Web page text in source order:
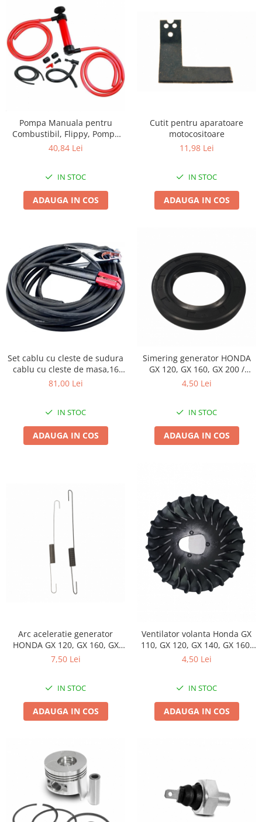
Broaste si clante
Accesorii litiere
Accesorii pentru animale
Aparate de Masaj
Articole si accesorii birou
Mobilier
Genți de voiaj & genți
Pompa Manuala pentru
Combustibil, Flippy, Pompa
pentru Lichide, din Plastic
40,84 Lei
IN STOC
ADAUGA IN COS
Cutit pentru aparatoare
motocositoare
11,98 Lei
IN STOC
ADAUGA IN COS
Set cablu cu cleste de sudura
cablu cu cleste de masa,16
mm2 , 300A
81,00 Lei
IN STOC
ADAUGA IN COS
Simering generator HONDA
GX 120, GX 160, GX 200 /
generatoare chinezesti /
4,50 Lei
IN STOC
ADAUGA IN COS
Arc aceleratie generator
HONDA GX 120, GX 160, GX
200 / generatoare chinezesti /
7,50 Lei
IN STOC
ADAUGA IN COS
Ventilator volanta Honda GX
110, GX 120, GX 140, GX 160,
GX 200
4,50 Lei
IN STOC
ADAUGA IN COS